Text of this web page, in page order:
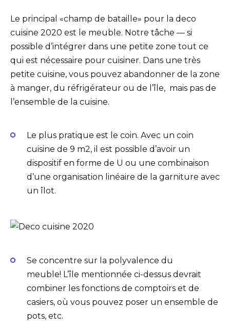
Le principal «champ de bataille» pour la deco
cuisine 2020 est le meuble. Notre tâche — si
possible d’intégrer dans une petite zone tout ce
qui est nécessaire pour cuisiner. Dans une très
petite cuisine, vous pouvez abandonner de la zone
à manger, du réfrigérateur ou de l’île, mais pas de
l’ensemble de la cuisine.
Le plus pratique est le coin. Avec un coin
cuisine de 9 m2, il est possible d’avoir un
dispositif en forme de U ou une combinaison
d’une organisation linéaire de la garniture avec
un îlot.
Se concentre sur la polyvalence du
meuble! L’île mentionnée ci-dessus devrait
combiner les fonctions de comptoirs et de
casiers, où vous pouvez poser un ensemble de
pots, etc.